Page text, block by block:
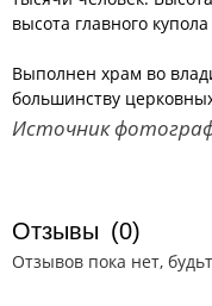
высота главного
Выполнен храм во
большинству
Источник
Отзывы (0)
Отзывов пока нет,